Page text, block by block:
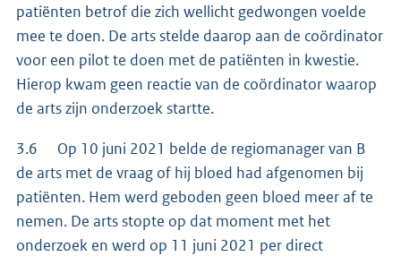
patiënten betrof die zich wellicht gedwongen voelde
mee te doen. De arts stelde daarop aan de coördinator
voor een pilot te doen met de patiënten in kwestie.
Hierop kwam geen reactie van de coördinator waarop
de arts zijn onderzoek startte.
3.6 Op 10 juni 2021 belde de regiomanager van B
de arts met de vraag of hij bloed had afgenomen bij
patiënten. Hem werd geboden geen bloed meer af te
nemen. De arts stopte op dat moment met het
onderzoek en werd op 11 juni 2021 per direct